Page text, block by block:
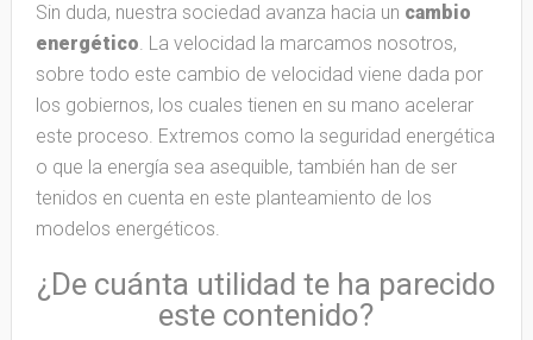
Sin duda, nuestra sociedad avanza hacia un cambio
energético. La velocidad la marcamos nosotros,
sobre todo este cambio de velocidad viene dada por
los gobiernos, los cuales tienen en su mano acelerar
este proceso. Extremos como la seguridad energética
o que la energía sea asequible, también han de ser
tenidos en cuenta en este planteamiento de los
modelos energéticos.
¿De cuánta utilidad te ha parecido
este contenido?